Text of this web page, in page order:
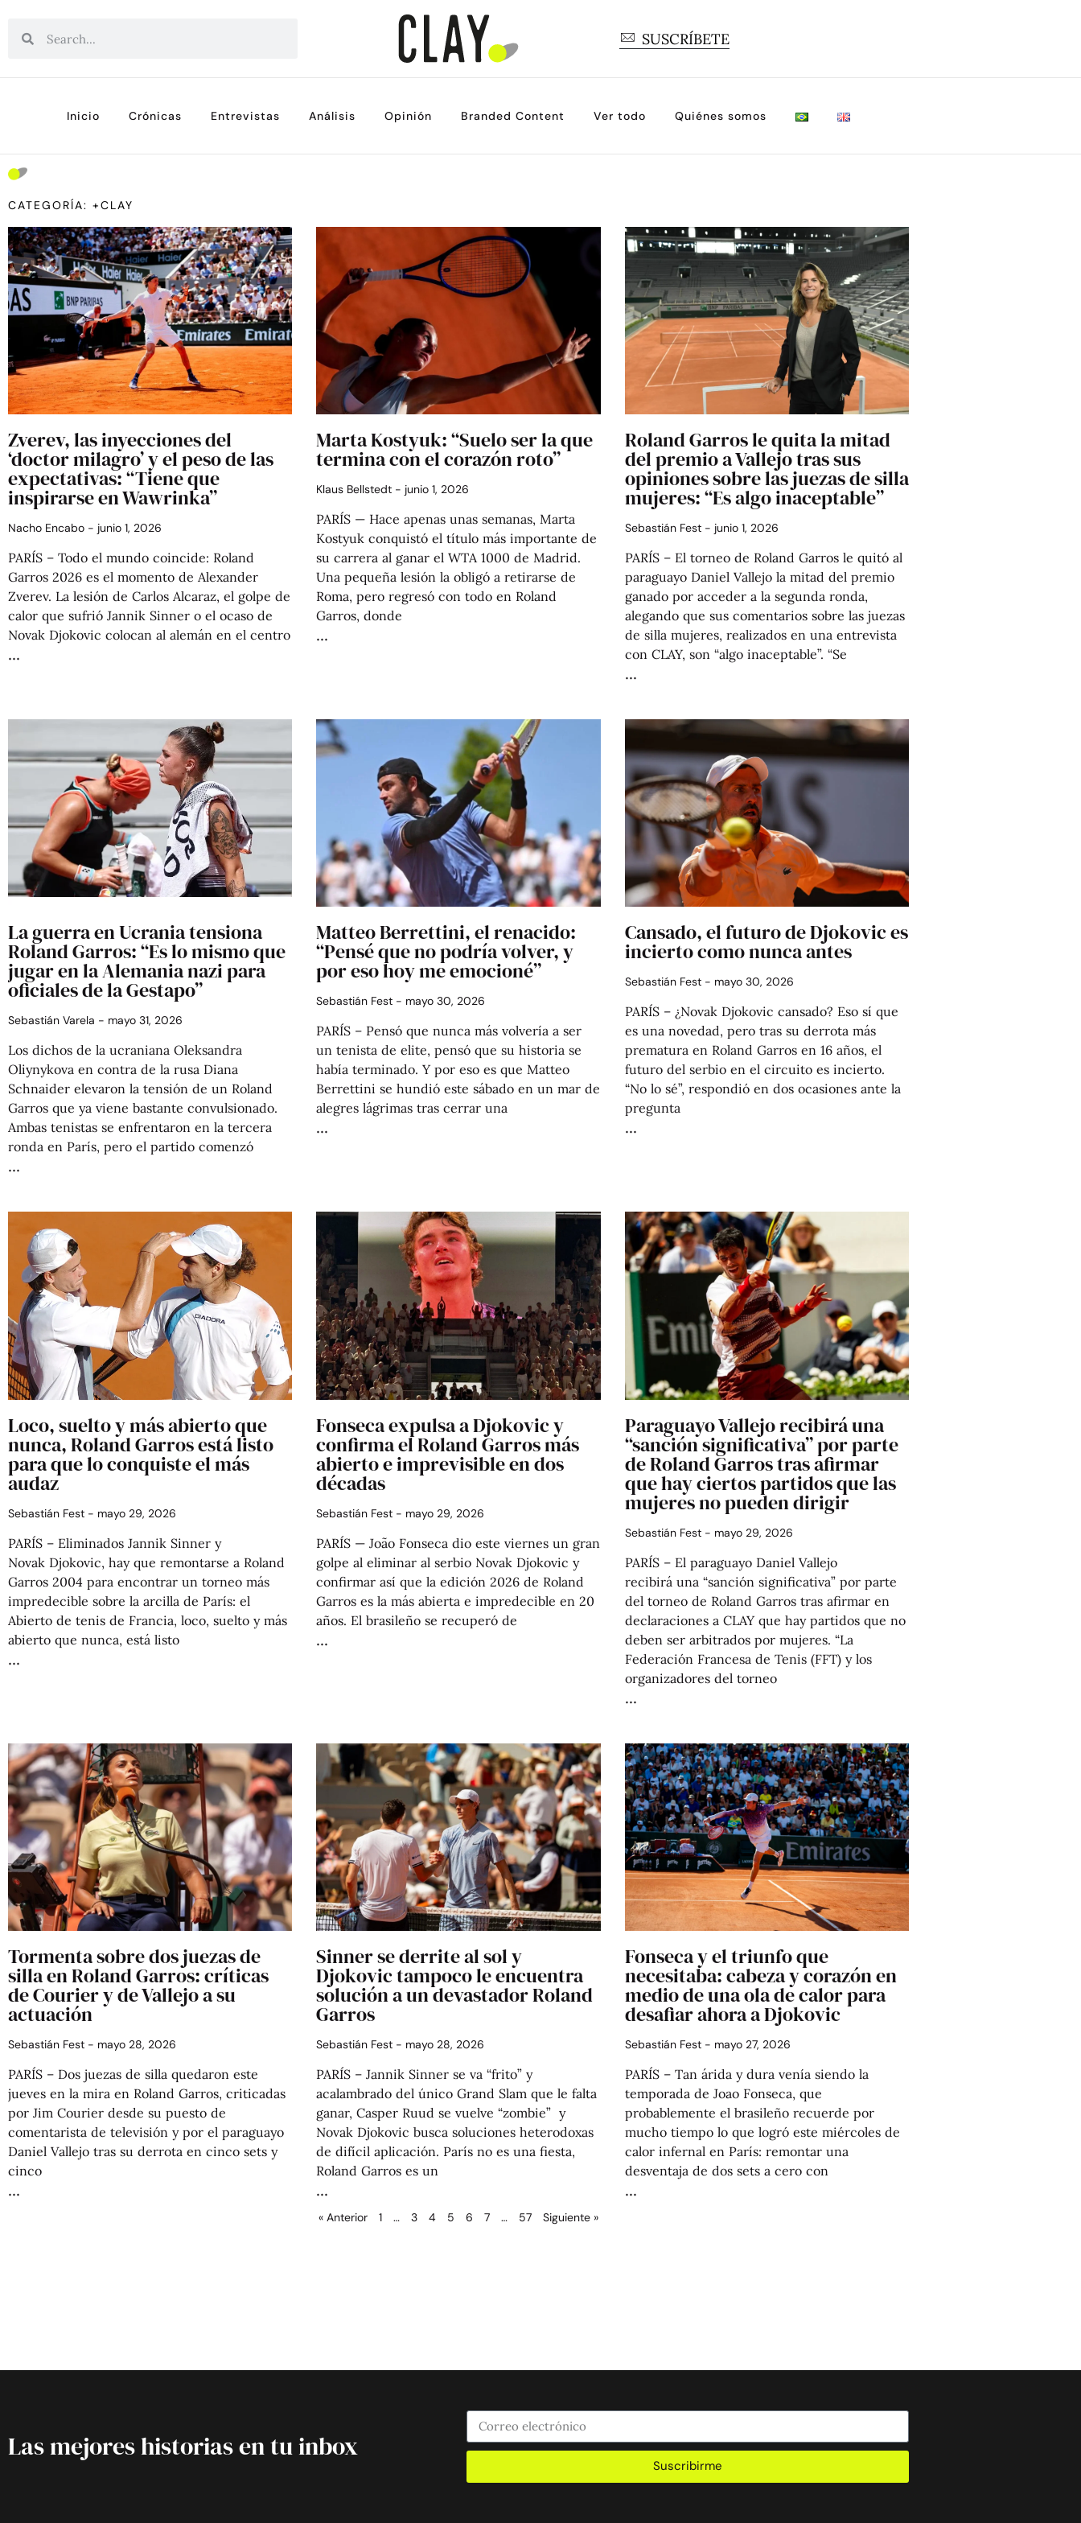
SUSCRÍBETE
Inicio Crónicas Entrevistas Análisis Opinión Branded Content Ver todo Quiénes somos
CATEGORÍA: +CLAY
Zverev, las inyecciones del
‘doctor milagro’ y el peso de las
expectativas: “Tiene que
inspirarse en Wawrinka”
Nacho Encabo junio 1, 2026
PARÍS – Todo el mundo coincide: Roland
Garros 2026 es el momento de Alexander
Zverev. La lesión de Carlos Alcaraz, el golpe de
calor que sufrió Jannik Sinner o el ocaso de
Novak Djokovic colocan al alemán en el centro
Marta Kostyuk: “Suelo ser la que
termina con el corazón roto”
Klaus Bellstedt junio 1, 2026
PARÍS — Hace apenas unas semanas, Marta
Kostyuk conquistó el título más importante de
su carrera al ganar el WTA 1000 de Madrid.
Una pequeña lesión la obligó a retirarse de
Roma, pero regresó con todo en Roland
Garros, donde
Roland Garros le quita la mitad
del premio a Vallejo tras sus
opiniones sobre las juezas de silla
mujeres: “Es algo inaceptable”
Sebastián Fest junio 1, 2026
PARÍS – El torneo de Roland Garros le quitó al
paraguayo Daniel Vallejo la mitad del premio
ganado por acceder a la segunda ronda,
alegando que sus comentarios sobre las juezas
de silla mujeres, realizados en una entrevista
con CLAY, son “algo inaceptable”. “Se
La guerra en Ucrania tensiona
Roland Garros: “Es lo mismo que
jugar en la Alemania nazi para
oficiales de la Gestapo”
Sebastián Varela mayo 31, 2026
Los dichos de la ucraniana Oleksandra
Oliynykova en contra de la rusa Diana
Schnaider elevaron la tensión de un Roland
Garros que ya viene bastante convulsionado.
Ambas tenistas se enfrentaron en la tercera
ronda en París, pero el partido comenzó
Matteo Berrettini, el renacido:
“Pensé que no podría volver, y
por eso hoy me emocioné”
Sebastián Fest mayo 30, 2026
PARÍS – Pensó que nunca más volvería a ser
un tenista de elite, pensó que su historia se
había terminado. Y por eso es que Matteo
Berrettini se hundió este sábado en un mar de
alegres lágrimas tras cerrar una
Cansado, el futuro de Djokovic es
incierto como nunca antes
Sebastián Fest mayo 30, 2026
PARÍS – ¿Novak Djokovic cansado? Eso sí que
es una novedad, pero tras su derrota más
prematura en Roland Garros en 16 años, el
futuro del serbio en el circuito es incierto.
“No lo sé”, respondió en dos ocasiones ante la
pregunta
Loco, suelto y más abierto que
nunca, Roland Garros está listo
para que lo conquiste el más
audaz
Sebastián Fest mayo 29, 2026
PARÍS – Eliminados Jannik Sinner y
Novak Djokovic, hay que remontarse a Roland
Garros 2004 para encontrar un torneo más
impredecible sobre la arcilla de París: el
Abierto de tenis de Francia, loco, suelto y más
abierto que nunca, está listo
Fonseca expulsa a Djokovic y
confirma el Roland Garros más
abierto e imprevisible en dos
décadas
Sebastián Fest mayo 29, 2026
PARÍS — João Fonseca dio este viernes un gran
golpe al eliminar al serbio Novak Djokovic y
confirmar así que la edición 2026 de Roland
Garros es la más abierta e impredecible en 20
años. El brasileño se recuperó de
Paraguayo Vallejo recibirá una
“sanción significativa” por parte
de Roland Garros tras afirmar
que hay ciertos partidos que las
mujeres no pueden dirigir
Sebastián Fest mayo 29, 2026
PARÍS – El paraguayo Daniel Vallejo
recibirá una “sanción significativa” por parte
del torneo de Roland Garros tras afirmar en
declaraciones a CLAY que hay partidos que no
deben ser arbitrados por mujeres. “La
Federación Francesa de Tenis (FFT) y los
organizadores del torneo
Tormenta sobre dos juezas de
silla en Roland Garros: críticas
de Courier y de Vallejo a su
actuación
Sebastián Fest mayo 28, 2026
PARÍS – Dos juezas de silla quedaron este
jueves en la mira en Roland Garros, criticadas
por Jim Courier desde su puesto de
comentarista de televisión y por el paraguayo
Daniel Vallejo tras su derrota en cinco sets y
cinco
Sinner se derrite al sol y
Djokovic tampoco le encuentra
solución a un devastador Roland
Garros
Sebastián Fest mayo 28, 2026
PARÍS – Jannik Sinner se va “frito” y
acalambrado del único Grand Slam que le falta
ganar, Casper Ruud se vuelve “zombie” y
Novak Djokovic busca soluciones heterodoxas
de difícil aplicación. París no es una fiesta,
Roland Garros es un
Fonseca y el triunfo que
necesitaba: cabeza y corazón en
medio de una ola de calor para
desafiar ahora a Djokovic
Sebastián Fest mayo 27, 2026
PARÍS – Tan árida y dura venía siendo la
temporada de Joao Fonseca, que
probablemente el brasileño recuerde por
mucho tiempo lo que logró este miércoles de
calor infernal en París: remontar una
desventaja de dos sets a cero con
« Anterior 1 … 3 4 5 6 7 … 57 Siguiente »
Las mejores historias en tu inbox
Suscribirme